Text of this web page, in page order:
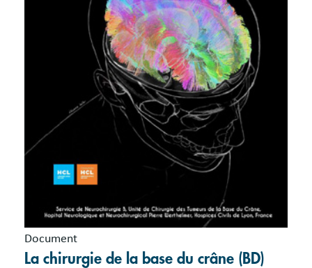
Document
La chirurgie de la base du crâne (BD)